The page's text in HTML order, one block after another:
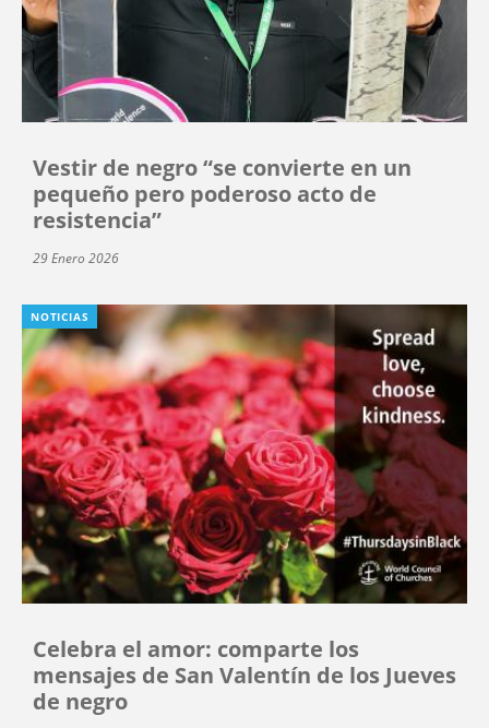
Vestir de negro “se convierte en un
pequeño pero poderoso acto de
resistencia”
29 Enero 2026
NOTICIAS
Celebra el amor: comparte los
mensajes de San Valentín de los Jueves
de negro